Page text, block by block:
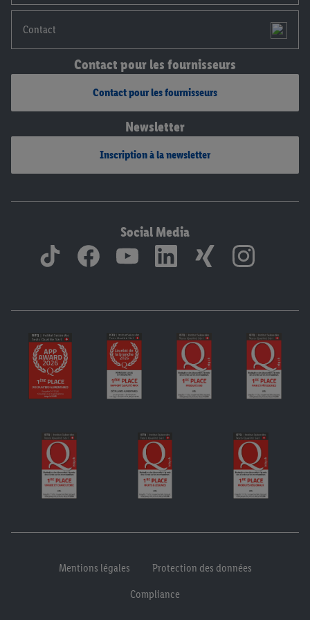
Contact
Contact pour les fournisseurs
Contact pour les fournisseurs
Newsletter
Inscription à la newsletter
Social Media
Mentions légales
Protection des données
Compliance